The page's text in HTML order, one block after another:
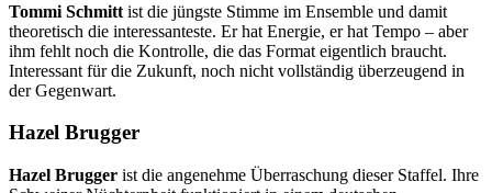
Tommi Schmitt ist die jüngste Stimme im Ensemble und damit
theoretisch die interessanteste. Er hat Energie, er hat Tempo – aber
ihm fehlt noch die Kontrolle, die das Format eigentlich braucht.
Interessant für die Zukunft, noch nicht vollständig überzeugend in
der Gegenwart.
Hazel Brugger
Hazel Brugger ist die angenehme Überraschung dieser Staffel. Ihre